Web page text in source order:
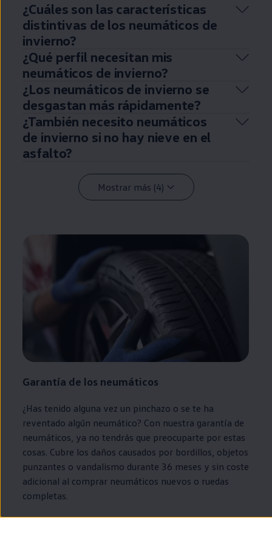
¿Cuáles son las características
distintivas de los neumáticos de
invierno?
¿Qué perfil necesitan mis
neumáticos de invierno?
¿Los neumáticos de invierno se
desgastan más rápidamente?
¿También necesito neumáticos
de invierno si no hay nieve en el
asfalto?
Mostrar más (4)
Garantía de los neumáticos
¿Has tenido alguna vez un pinchazo o se te ha
reventado algún neumático? Con nuestra garantía de
neumáticos, ya no tendrás que preocuparte por estas
cosas. Cubre los daños causados por bordillos, objetos
punzantes o vandalismo durante 36 meses y sin coste
adicional al comprar neumáticos nuevos o ruedas
completas.